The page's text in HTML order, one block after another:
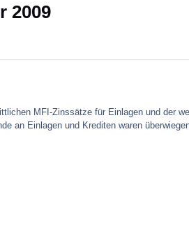
2009
MFI-Zinssätze für Einlagen und der
an Einlagen und Krediten waren